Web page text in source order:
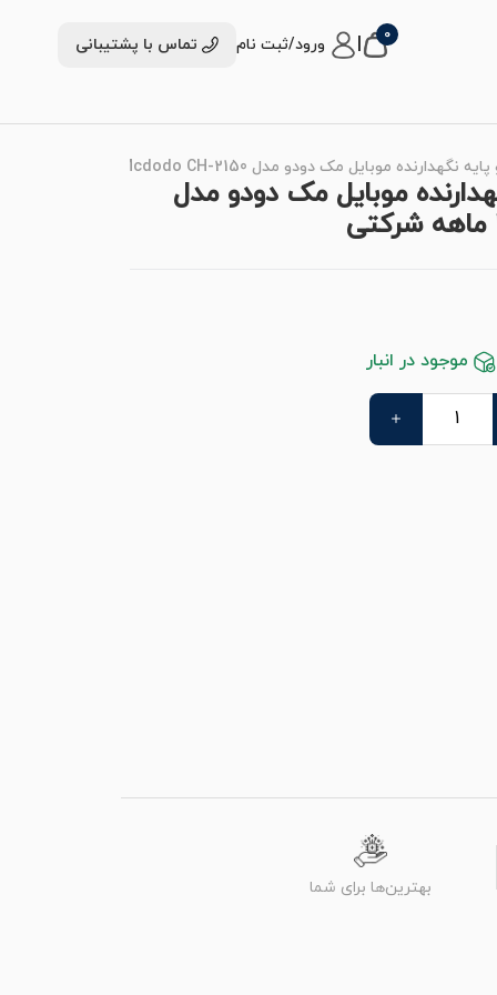
0 ورود/ثبت نام تماس با پشتیبانی
و پایه نگهدارنده موبایل مک دودو مدل
موجود در انبار
بهترین‌ها برای شما